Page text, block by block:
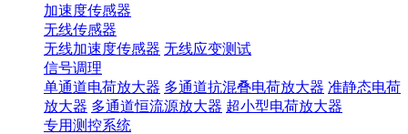
加速度传感器
无线传感器
无线加速度传感器 无线应变测试
信号调理
单通道电荷放大器 多通道抗混叠电荷放大器 准静态电荷
放大器 多通道恒流源放大器 超小型电荷放大器
专用测控系统